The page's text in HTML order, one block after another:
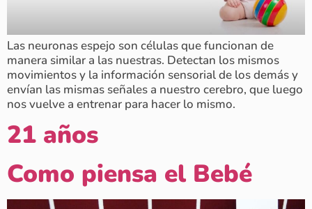
Las neuronas espejo son células que funcionan de
manera similar a las nuestras. Detectan los mismos
movimientos y la información sensorial de los demás y
envían las mismas señales a nuestro cerebro, que luego
nos vuelve a entrenar para hacer lo mismo.
21 años
Como piensa el Bebé